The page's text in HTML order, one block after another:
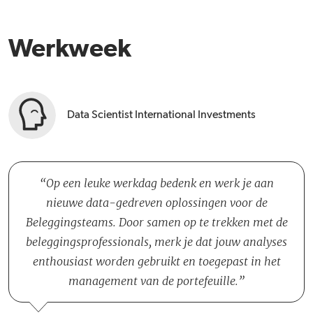
Werkweek
Data Scientist International Investments
Op een leuke werkdag bedenk en werk je aan
nieuwe data-gedreven oplossingen voor de
Beleggingsteams. Door samen op te trekken met de
beleggingsprofessionals, merk je dat jouw analyses
enthousiast worden gebruikt en toegepast in het
management van de portefeuille.